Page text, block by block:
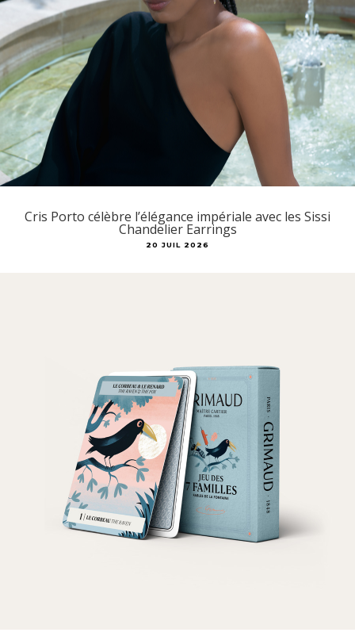
Cris Porto célèbre l’élégance impériale avec les Sissi
Chandelier Earrings
20 JUIL 2026